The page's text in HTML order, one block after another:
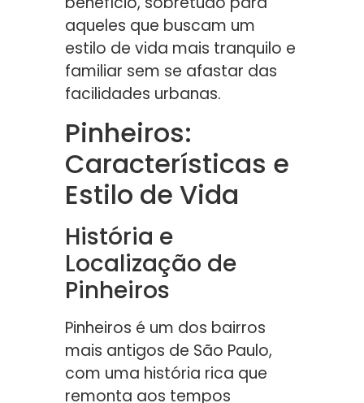
aqueles que buscam um
estilo de vida mais tranquilo e
familiar sem se afastar das
facilidades urbanas.
Pinheiros:
Características e
Estilo de Vida
História e
Localização de
Pinheiros
Pinheiros é um dos bairros
mais antigos de São Paulo,
com uma história rica que
remonta aos tempos